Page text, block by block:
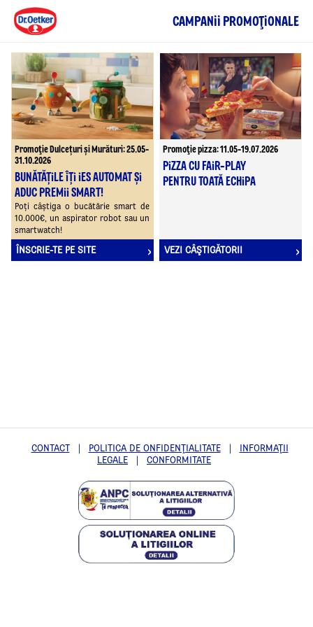
CAMPANII PROMOŢIONALE
Promoţie Dulcețuri și Murături: 25.05-
31.10.2026
BUNĂTĂȚILE ÎȚI IES AUTOMAT ȘI
ADUC PREMII SMART!
Poți câștiga o bucătărie smart de
10.000€, un aspirator robot sau un
smartwatch!
ÎNSCRIE-TE PE SITE
Promoţie pizza: 11.05-19.07.2026
PIZZA CU FAIR-PLAY
PENTRU TOATĂ ECHIPA
VEZI CÂŞTIGĂTORII
CONTACT | POLITICA DE ONFIDENŢIALITATE |
INFORMAŢII
LEGALE
| CONFORMITATE